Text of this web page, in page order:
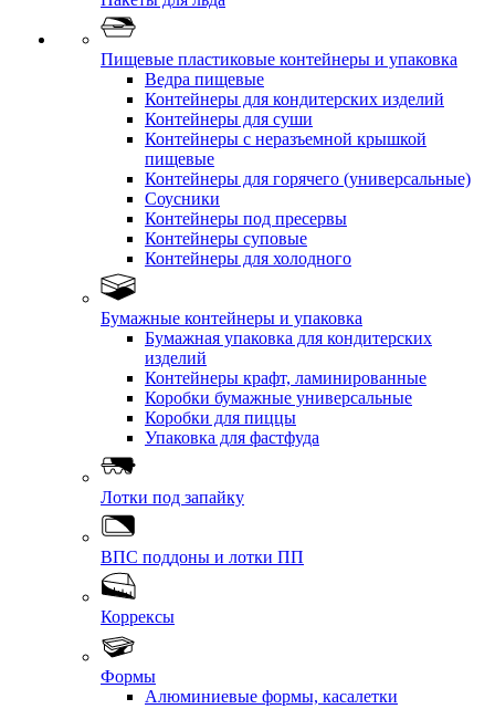
Пищевые пластиковые контейнеры и упаковка
Ведра пищевые
Контейнеры для кондитерских изделий
Контейнеры для суши
Контейнеры с неразъемной крышкой
пищевые
Контейнеры для горячего (универсальные)
Соусники
Контейнеры под пресервы
Контейнеры суповые
Контейнеры для холодного
Бумажные контейнеры и упаковка
Бумажная упаковка для кондитерских
изделий
Контейнеры крафт, ламинированные
Коробки бумажные универсальные
Коробки для пиццы
Упаковка для фастфуда
Лотки под запайку
ВПС поддоны и лотки ПП
Коррексы
Формы
Алюминиевые формы, касалетки